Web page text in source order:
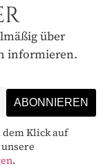
über
informieren.
Klick auf
.